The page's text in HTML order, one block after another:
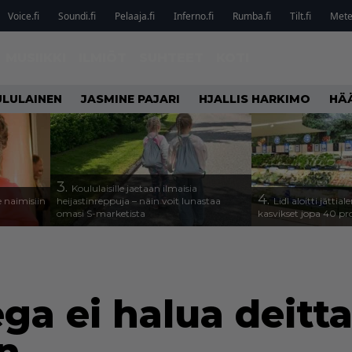
Voice.fi Soundi.fi Pelaaja.fi Inferno.fi Rumba.fi Tilt.fi
JASMINE PAJARI HJALLIS HARKIMO
naimisiin
3. Koululaisille jaetaan ilmaisia
heijastinreppuja – näin voit lunastaa
omasi S-marketista
4. Lidl aloitti
kasvikset jopa 40
ei halua